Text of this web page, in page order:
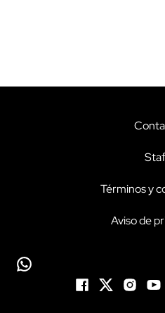
Términos y
Aviso de